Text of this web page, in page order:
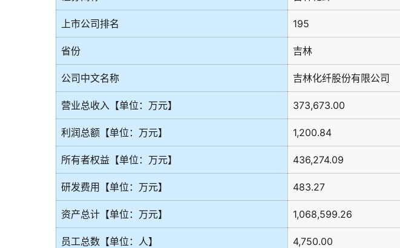
上市公司排名 195
省份 吉林
公司中文名称 吉林化纤股份有限公司
营业总收入【单位：万元】 373,673.00
利润总额【单位：万元】 1,200.84
所有者权益【单位：万元】 436,274.09
研发费用【单位：万元】 483.27
资产总计【单位：万元】 1,068,599.26
员工总数【单位：人】 4,750.00